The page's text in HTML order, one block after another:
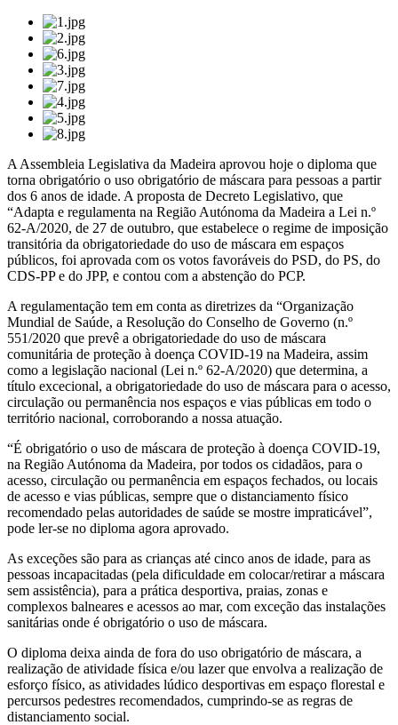
A Assembleia Legislativa da Madeira aprovou hoje o diploma que
torna obrigatório o uso obrigatório de máscara para pessoas a partir
dos 6 anos de idade. A proposta de Decreto Legislativo, que
“Adapta e regulamenta na Região Autónoma da Madeira a Lei n.º
62-A/2020, de 27 de outubro, que estabelece o regime de imposição
transitória da obrigatoriedade do uso de máscara em espaços
públicos, foi aprovada com os votos favoráveis do PSD, do PS, do
CDS-PP e do JPP, e contou com a abstenção do PCP.
A regulamentação tem em conta as diretrizes da “Organização
Mundial de Saúde, a Resolução do Conselho de Governo (n.º
551/2020 que prevê a obrigatoriedade do uso de máscara
comunitária de proteção à doença COVID-19 na Madeira, assim
como a legislação nacional (Lei n.º 62-A/2020) que determina, a
título excecional, a obrigatoriedade do uso de máscara para o acesso,
circulação ou permanência nos espaços e vias públicas em todo o
território nacional, corroborando a nossa atuação.
“É obrigatório o uso de máscara de proteção à doença COVID-19,
na Região Autónoma da Madeira, por todos os cidadãos, para o
acesso, circulação ou permanência em espaços fechados, ou locais
de acesso e vias públicas, sempre que o distanciamento físico
recomendado pelas autoridades de saúde se mostre impraticável”,
pode ler-se no diploma agora aprovado.
As exceções são para as crianças até cinco anos de idade, para as
pessoas incapacitadas (pela dificuldade em colocar/retirar a máscara
sem assistência), para a prática desportiva, praias, zonas e
complexos balneares e acessos ao mar, com exceção das instalações
sanitárias onde é obrigatório o uso de máscara.
O diploma deixa ainda de fora do uso obrigatório de máscara, a
realização de atividade física e/ou lazer que envolva a realização de
esforço físico, as atividades lúdico desportivas em espaço florestal e
percursos pedestres recomendados, cumprindo-se as regras de
distanciamento social.